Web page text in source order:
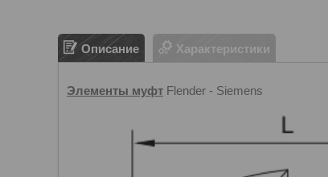
Описание Характеристики
Элементы муфт Flender - Siemens